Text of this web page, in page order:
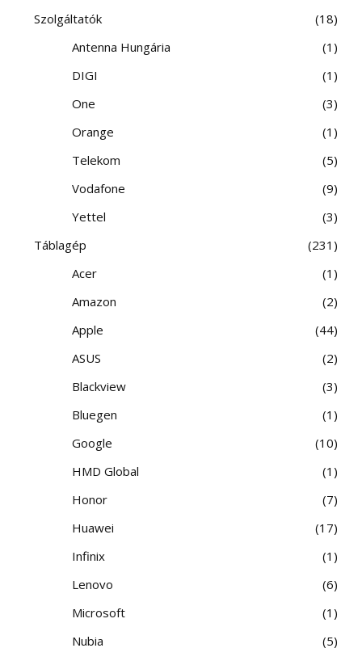
Szolgáltatók
18
Antenna Hungária
1
DIGI
1
One
3
Orange
1
Telekom
5
Vodafone
9
Yettel
3
Táblagép
231
Acer
1
Amazon
2
Apple
44
ASUS
2
Blackview
3
Bluegen
1
Google
10
HMD Global
1
Honor
7
Huawei
17
Infinix
1
Lenovo
6
Microsoft
1
Nubia
5